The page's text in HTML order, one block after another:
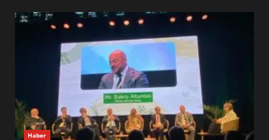
ESA 2026’DA TÜRK BAHARATI
NEYİ TEMSİL ETTİ?
3
EİB’DE KRİTİK ATAMA:
SÜRDÜRÜLEBİLİRLİKTE NE
DEĞİŞECEK?
Haber